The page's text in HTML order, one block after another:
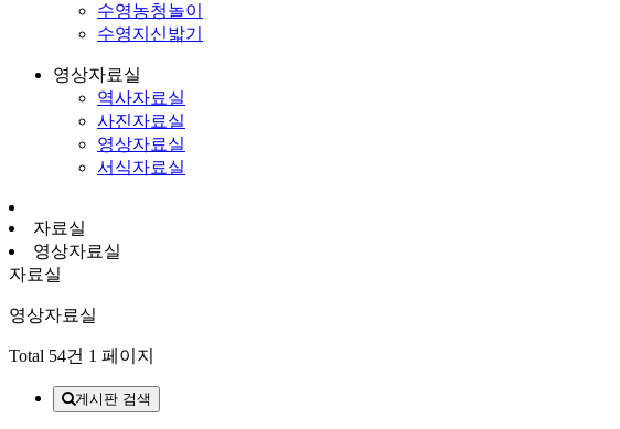
수영농청놀이
수영지신밟기
영상자료실
역사자료실
사진자료실
영상자료실
서식자료실
자료실
영상자료실
자료실
영상자료실
Total 54건 1 페이지
게시판 검색